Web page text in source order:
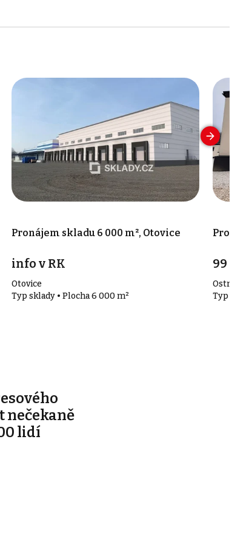
Pronájem skladu 6 000 m², Otovice
info v RK
Otovice
Typ sklady • Plocha 6 000 m²
99
Ostrov
Typ
nečekaně
lidí